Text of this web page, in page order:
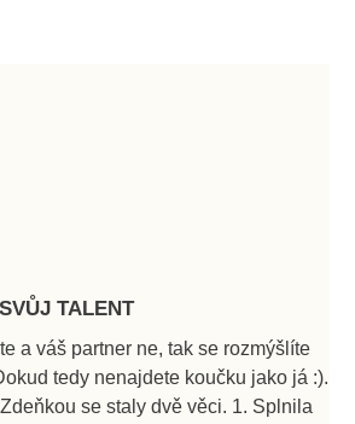
TALENT
a váš partner ne, tak se rozmýšlíte
tedy nenajdete koučku jako já :).
se staly dvě věci. 1. Splnila